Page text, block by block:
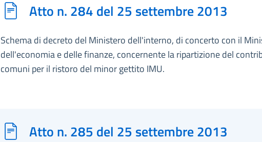
Atto n. 284 del 25 settembre 2013
Schema di decreto del Ministero dell'interno, di concerto con il
dell'economia e delle finanze, concernente la ripartizione del
comuni per il ristoro del minor gettito IMU.
Atto n. 285 del 25 settembre 2013